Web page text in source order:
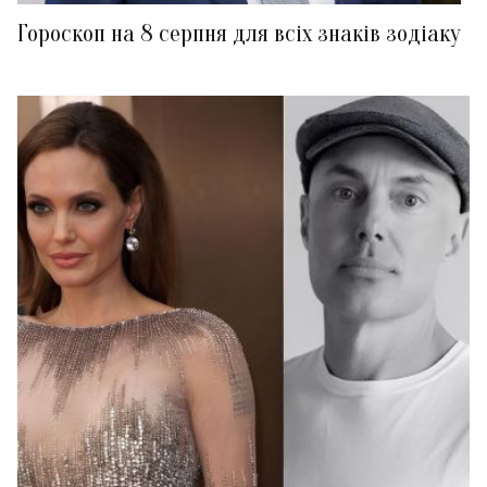
Гороскоп на 8 серпня для всіх знаків зодіаку